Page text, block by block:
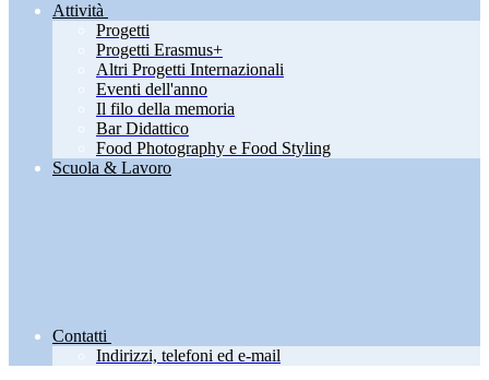
Attività
Progetti
Progetti Erasmus+
Altri Progetti Internazionali
Eventi dell'anno
Il filo della memoria
Bar Didattico
Food Photography e Food Styling
Scuola & Lavoro
Contatti
Indirizzi, telefoni ed e-mail